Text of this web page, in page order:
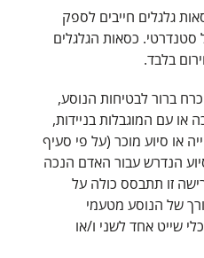
גלגלים חייבים לספק
סטנדרטי. כסאות הגלגלים
בלבד.
ברור לבטיחות הנוסע,
או עם המוגבלות בניידות,
או סיוע מוכר (על פי סעיף
הנדרש עבור האדם הנכה
זו תתבסס כולה על
של הנוסע מטעמי
שייט אחד לשני ו/או